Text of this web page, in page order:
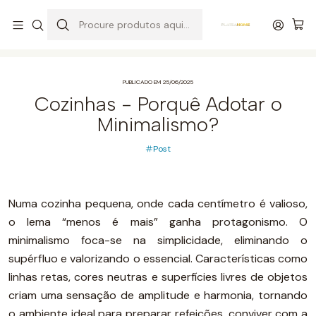
PUBLICADO EM 25/06/2025
Cozinhas - Porquê Adotar o
Minimalismo?
Post
Numa cozinha pequena, onde cada centímetro é valioso,
o lema “menos é mais” ganha protagonismo. O
minimalismo foca-se na simplicidade, eliminando o
supérfluo e valorizando o essencial. Características como
linhas retas, cores neutras e superfícies livres de objetos
criam uma sensação de amplitude e harmonia, tornando